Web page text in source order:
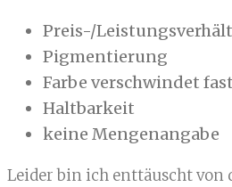
Preis-/
Pigmentierung
Farbe verschwindet
Haltbarkeit
keine Mengenangabe
Leider bin ich enttäuscht von